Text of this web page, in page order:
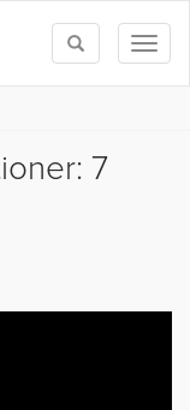
Toggle
search
7